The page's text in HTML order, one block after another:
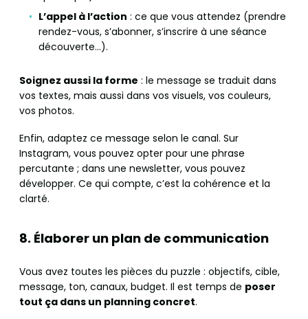
L’appel à l’action : ce que vous attendez (prendre
rendez-vous, s’abonner, s’inscrire à une séance
découverte…).
Soignez aussi la forme : le message se traduit dans
vos textes, mais aussi dans vos visuels, vos couleurs,
vos photos.
Enfin, adaptez ce message selon le canal. Sur
Instagram, vous pouvez opter pour une phrase
percutante ; dans une newsletter, vous pouvez
développer. Ce qui compte, c’est la cohérence et la
clarté.
8. Élaborer un plan de communication
Vous avez toutes les pièces du puzzle : objectifs, cible,
message, ton, canaux, budget. Il est temps de poser
tout ça dans un planning concret.